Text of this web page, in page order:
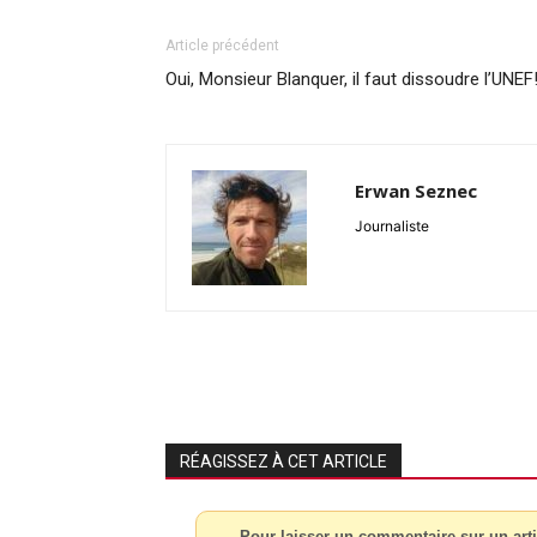
Article précédent
Oui, Monsieur Blanquer, il faut dissoudre l’UNEF!
Erwan Seznec
Journaliste
RÉAGISSEZ À CET ARTICLE